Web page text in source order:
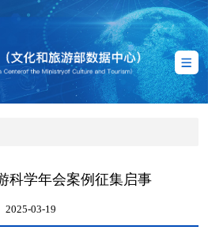
科学年会案例征集启事
2025-03-19